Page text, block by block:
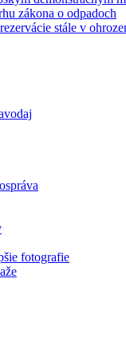
zákona o odpadoch
stále v
fotografie